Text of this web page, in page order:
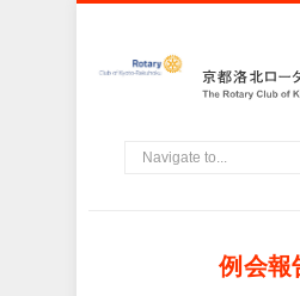
例会報